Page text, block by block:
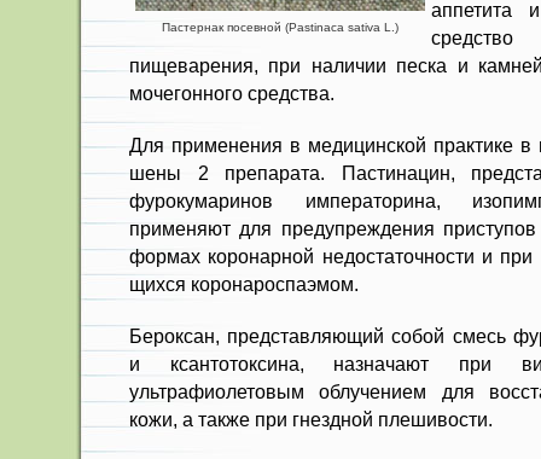
Пастернак посевной (Pastinaca sativa L.)
аппетита
пищеварения, при наличии песка и
моче­гонного средства.
Для применения в медицинской практике
шены 2 препарата. Пастинацин,
фурокумаринов императорина,
применяют для предупреж­дения приступов
формах коронарной недостаточ­ности и
щихся коронароспаэмом.
Бероксан, представляющий собой смесь
и ксантотоксина, назначают при
ультрафиолетовым об­лучением для
кожи, а также при гнездной плешивости.